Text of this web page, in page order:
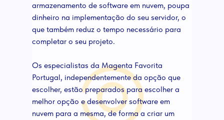
armazenamento de software em nuvem, poupa
dinheiro na implementação do seu servidor, o
que também reduz o tempo necessário para
completar o seu projeto.
Os especialistas da Magenta Favorita
Portugal, independentemente da opção que
escolher, estão preparados para escolher a
melhor opção e desenvolver software em
nuvem para a mesma, de forma a criar um